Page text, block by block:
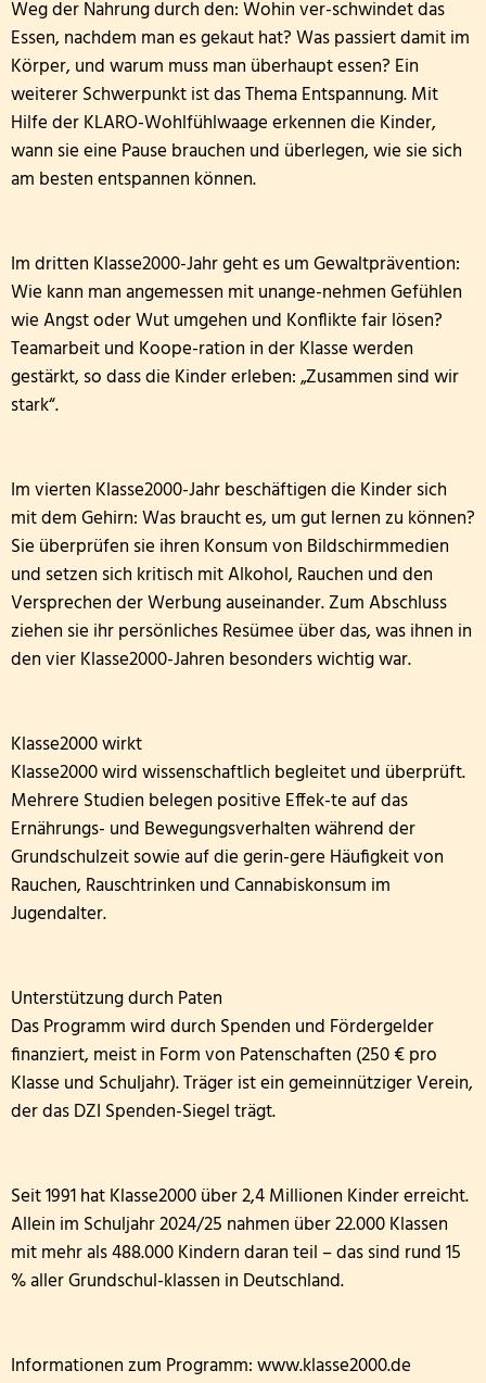
Archiv: Aktionen während des Schuljahres 2024/
Archiv: Aktionen während des Schuljahres 2023/
Archiv: Aktionen während des Schuljahres 2022/
Archiv: Aktionen während des Schuljahres 2021/
Weg der Nahrung durch den: Wohin ver-schwindet das
Essen, nachdem man es gekaut hat? Was passiert damit im
Körper, und warum muss man überhaupt essen? Ein
weiterer Schwerpunkt ist das Thema Entspannung. Mit
Hilfe der KLARO-Wohlfühlwaage erkennen die Kinder,
wann sie eine Pause brauchen und überlegen, wie sie sich
am besten entspannen können.
Im dritten Klasse2000-Jahr geht es um Gewaltprävention:
Wie kann man angemessen mit unange-nehmen Gefühlen
wie Angst oder Wut umgehen und Konflikte fair lösen?
Teamarbeit und Koope-ration in der Klasse werden
gestärkt, so dass die Kinder erleben: „Zusammen sind wir
stark“.
Im vierten Klasse2000-Jahr beschäftigen die Kinder sich
mit dem Gehirn: Was braucht es, um gut lernen zu können?
Sie überprüfen sie ihren Konsum von Bildschirmmedien
und setzen sich kritisch mit Alkohol, Rauchen und den
Versprechen der Werbung auseinander. Zum Abschluss
ziehen sie ihr persönliches Resümee über das, was ihnen in
den vier Klasse2000-Jahren besonders wichtig war.
Klasse2000 wirkt
Klasse2000 wird wissenschaftlich begleitet und überprüft.
Mehrere Studien belegen positive Effek-te auf das
Ernährungs- und Bewegungsverhalten während der
Grundschulzeit sowie auf die gerin-gere Häufigkeit von
Rauchen, Rauschtrinken und Cannabiskonsum im
Jugendalter.
Unterstützung durch Paten
Das Programm wird durch Spenden und Fördergelder
finanziert, meist in Form von Patenschaften (250 € pro
Klasse und Schuljahr). Träger ist ein gemeinnütziger Verein,
der das DZI Spenden-Siegel trägt.
Seit 1991 hat Klasse2000 über 2,4 Millionen Kinder erreicht.
Allein im Schuljahr 2024/25 nahmen über 22.000 Klassen
mit mehr als 488.000 Kindern daran teil – das sind rund 15
% aller Grundschul-klassen in Deutschland.
Informationen zum Programm: www.klasse2000.de